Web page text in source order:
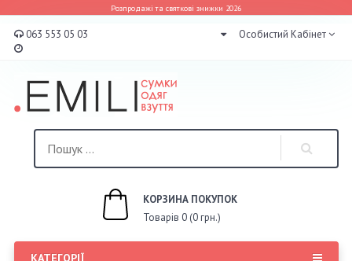
Розпродажі та святкові знижки 2026
063 553 05 03 Особистий Кабінет
КОРЗИНА ПОКУПОК
Товарів 0 (0 грн.)
КАТЕГОРІЇ